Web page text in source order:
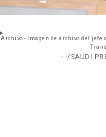
Archivo - Imagen de archivo del jefe
- -/SAUDI